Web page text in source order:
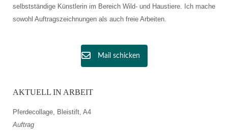
selbstständige Künstlerin im Bereich Wild- und Haustiere. Ich mache
sowohl Auftragszeichnungen als auch freie Arbeiten.
Mail schicken
AKTUELL IN ARBEIT
Pferdecollage, Bleistift, A4
Auftrag